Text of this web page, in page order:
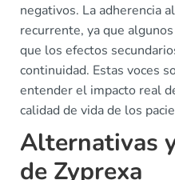
negativos. La adherencia
recurrente, ya que
que los efectos
continuidad. Estas voces
entender el impacto real
calidad de vida de los
Alternativas
de Zyprexa